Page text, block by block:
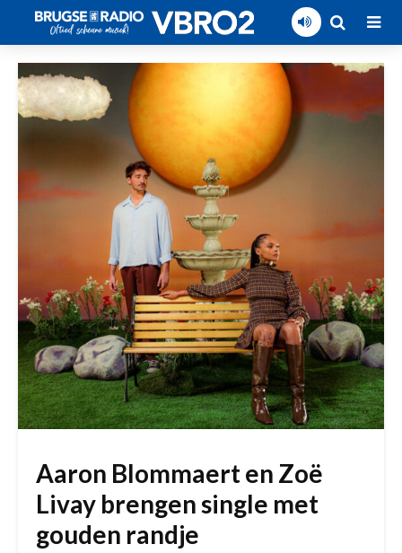
Aaron Blommaert en Zoë
Livay brengen single met
gouden randje